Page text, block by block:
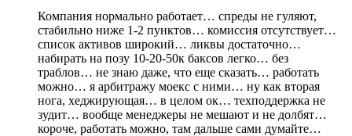
Компания нормально работает… спреды не гуляют,
стабильно ниже 1-2 пунктов… комиссия отсутствует…
список активов широкий… ликвы достаточно…
набирать на позу 10-20-50к баксов легко… без
траблов… не знаю даже, что еще сказать… работать
можно… я арбитражу моекс с ними… ну как вторая
нога, хеджирующая… в целом ок… техподдержка не
зудит… вообще менеджеры не мешают и не долбят…
короче, работать можно, там дальше сами думайте…